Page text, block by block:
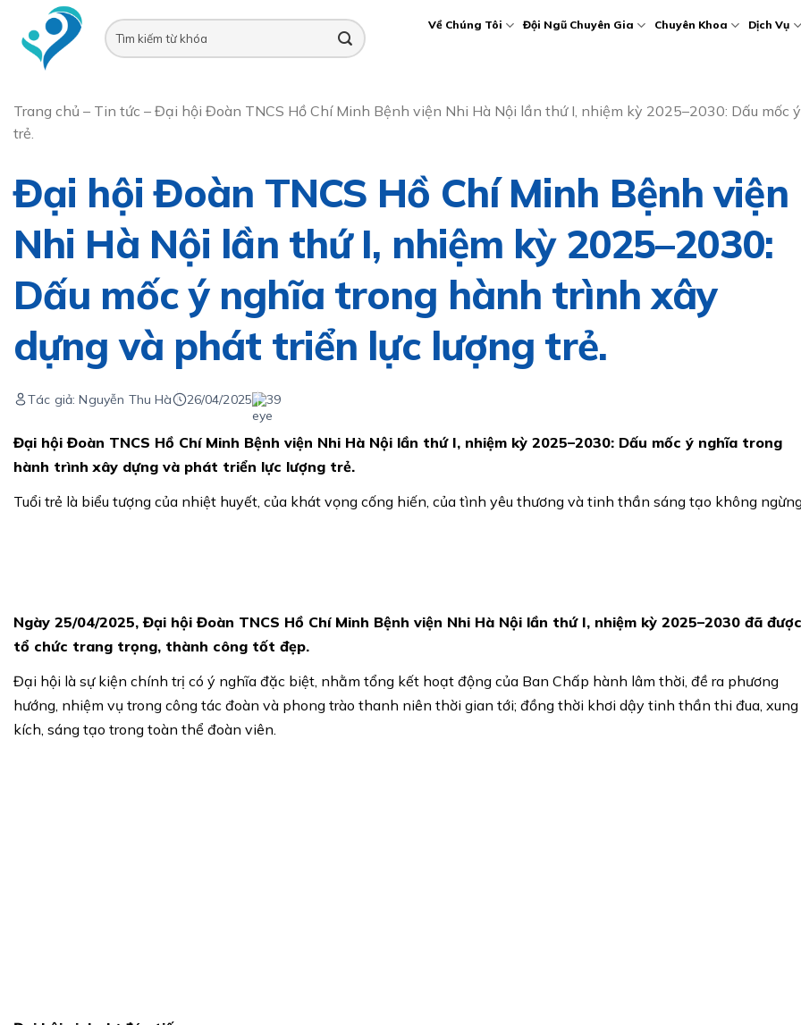
content
Về Chúng Tôi Đội Ngũ Chuyên Gia Chuyên Khoa Dịch Vụ
Trang chủ – Tin tức – Đại hội Đoàn TNCS Hồ Chí Minh Bệnh viện Nhi Hà Nội lần thứ I, nhiệm kỳ 2025–2030: Dấu
trẻ.
Đại hội Đoàn TNCS Hồ Chí Minh Bệnh viện
Nhi Hà Nội lần thứ I, nhiệm kỳ 2025–2030:
Dấu mốc ý nghĩa trong hành trình xây
dựng và phát triển lực lượng trẻ.
Tác giả: Nguyễn Thu Hà 26/04/2025 39
Đại hội Đoàn TNCS Hồ Chí Minh Bệnh viện Nhi Hà Nội lần thứ I, nhiệm kỳ 2025–2030: Dấu mốc ý nghĩa trong
hành trình xây dựng và phát triển lực lượng trẻ.
Tuổi trẻ là biểu tượng của nhiệt huyết, của khát vọng cống hiến, của tình yêu thương và tinh thần sáng tạo không
Ngày 25/04/2025, Đại hội Đoàn TNCS Hồ Chí Minh Bệnh viện Nhi Hà Nội lần thứ I, nhiệm kỳ 2025–2030 đã được
tổ chức trang trọng, thành công tốt đẹp.
Đại hội là sự kiện chính trị có ý nghĩa đặc biệt, nhằm tổng kết hoạt động của Ban Chấp hành lâm thời, đề ra phương
hướng, nhiệm vụ trong công tác đoàn và phong trào thanh niên thời gian tới; đồng thời khơi dậy tinh thần thi đua, xung
kích, sáng tạo trong toàn thể đoàn viên.